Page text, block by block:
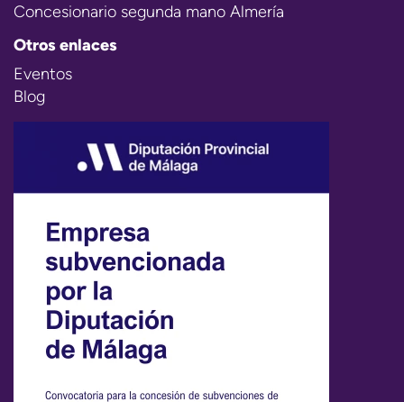
Concesionario segunda mano Almería
Otros enlaces
Eventos
Blog